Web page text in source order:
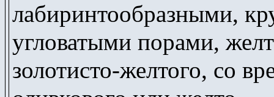
лабиринтообразными,
угловатыми порами,
золотисто-желтого, со